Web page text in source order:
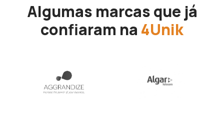
Algumas marcas que já
confiaram na 4Unik